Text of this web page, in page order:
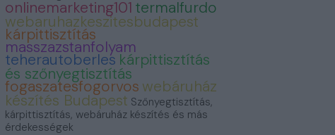
onlinemarketing101 termalfurdo
webaruhazkeszitesbudapest
kárpittisztítás
masszazstanfolyam
teherautoberles kárpittisztítás
és szőnyegtisztítás
fogaszatesfogorvos webáruház
készítés Budapest Szőnyegtisztítás,
kárpittisztítás, webáruház készítés és más
érdekességek